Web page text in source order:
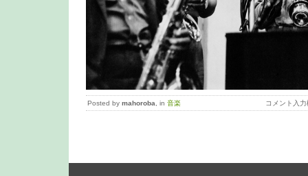
Posted by mahoroba , in 音楽 コメント入力